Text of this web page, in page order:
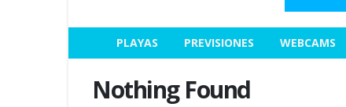
PLAYAS PREVISIONES WEBCAMS
Nothing Found